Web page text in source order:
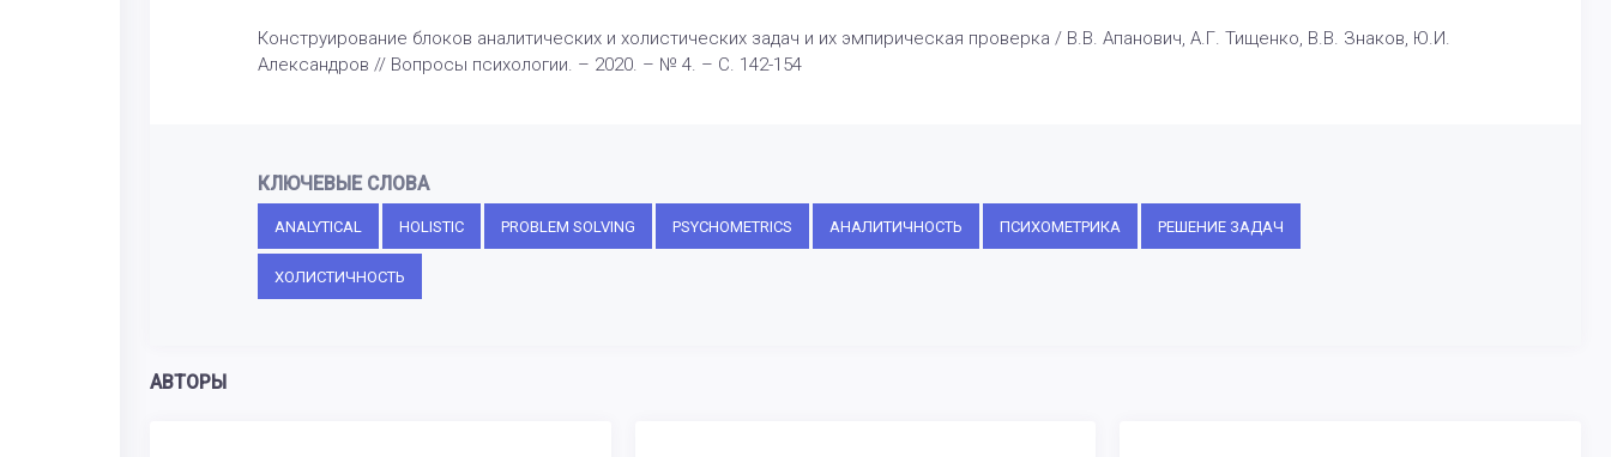
Конструирование блоков аналитических и холистических задач и их эмпирическая проверка / В.В. Апанович, А.Г. Тищенко, В.В. Знаков, Ю.И.
Александров // Вопросы психологии. – 2020. – № 4. – С. 142-154
КЛЮЧЕВЫЕ СЛОВА
ANALYTICAL HOLISTIC PROBLEM SOLVING PSYCHOMETRICS АНАЛИТИЧНОСТЬ ПСИХОМЕТРИКА РЕШЕНИЕ ЗАДАЧ
ХОЛИСТИЧНОСТЬ
АВТОРЫ